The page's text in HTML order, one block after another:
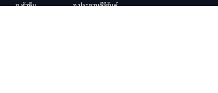
อ.หัวหิน
จ.ประจวบคีรีขันธ์